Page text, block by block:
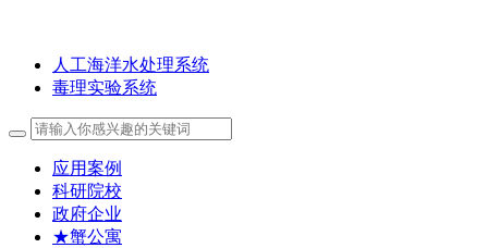
人工海洋水处理系统
毒理实验系统
应用案例
科研院校
政府企业
★蟹公寓